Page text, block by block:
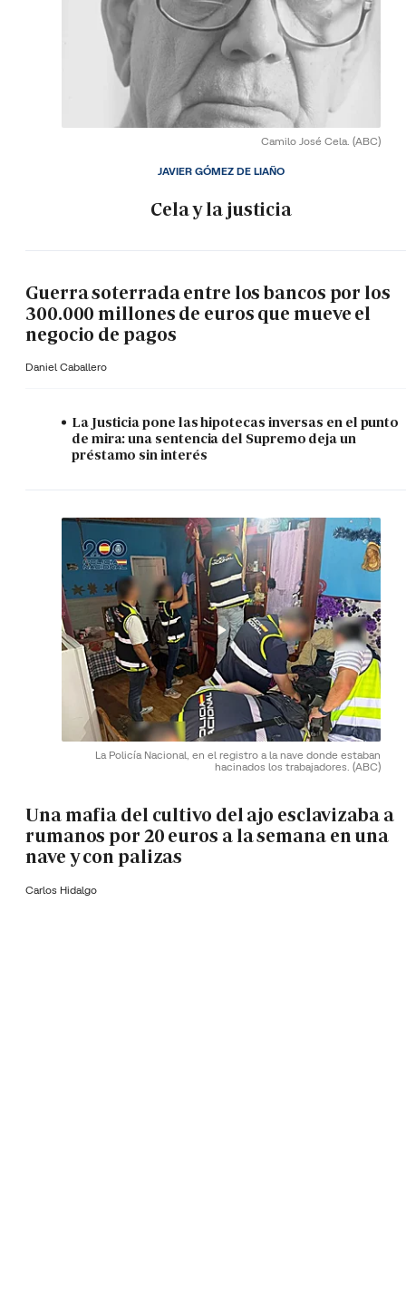
Camilo José Cela. (ABC)
Cela y la justicia
JAVIER GÓMEZ DE LIAÑO
Guerra soterrada entre los bancos por los
300.000 millones de euros que mueve el
negocio de pagos
Daniel Caballero
La Justicia pone las hipotecas inversas en el punto
de mira: una sentencia del Supremo deja un
préstamo sin interés
La Policía Nacional, en el registro a la nave donde estaban
hacinados los trabajadores. (ABC)
Una mafia del cultivo del ajo esclavizaba a
rumanos por 20 euros a la semana en una
nave y con palizas
Carlos Hidalgo